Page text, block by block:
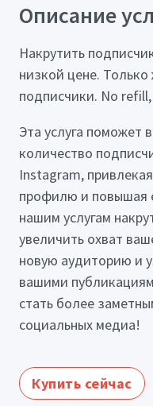
Описание
Накрутить
низкой цене.
подписчики. No
Эта услуга поможет
количество
Instagram,
профилю и повышая
нашим услугам
увеличить охват
новую аудиторию и
вашими
стать более
социальных медиа!
Купить сейчас